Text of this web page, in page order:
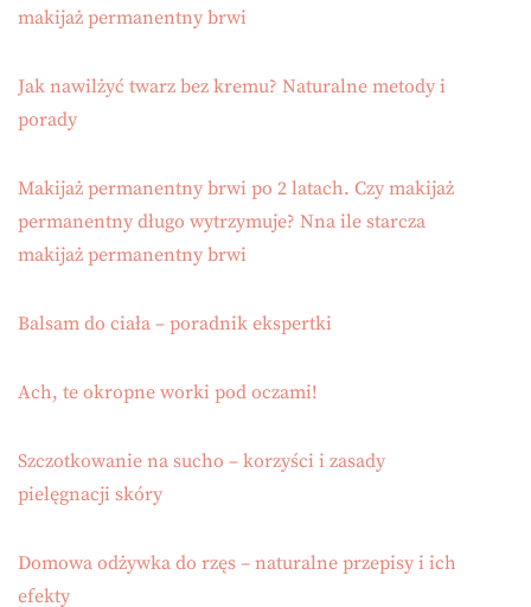
makijaż permanentny brwi
Jak nawilżyć twarz bez kremu? Naturalne metody i
porady
Makijaż permanentny brwi po 2 latach. Czy makijaż
permanentny długo wytrzymuje? Nna ile starcza
makijaż permanentny brwi
Balsam do ciała – poradnik ekspertki
Ach, te okropne worki pod oczami!
Szczotkowanie na sucho – korzyści i zasady
pielęgnacji skóry
Domowa odżywka do rzęs – naturalne przepisy i ich
efekty